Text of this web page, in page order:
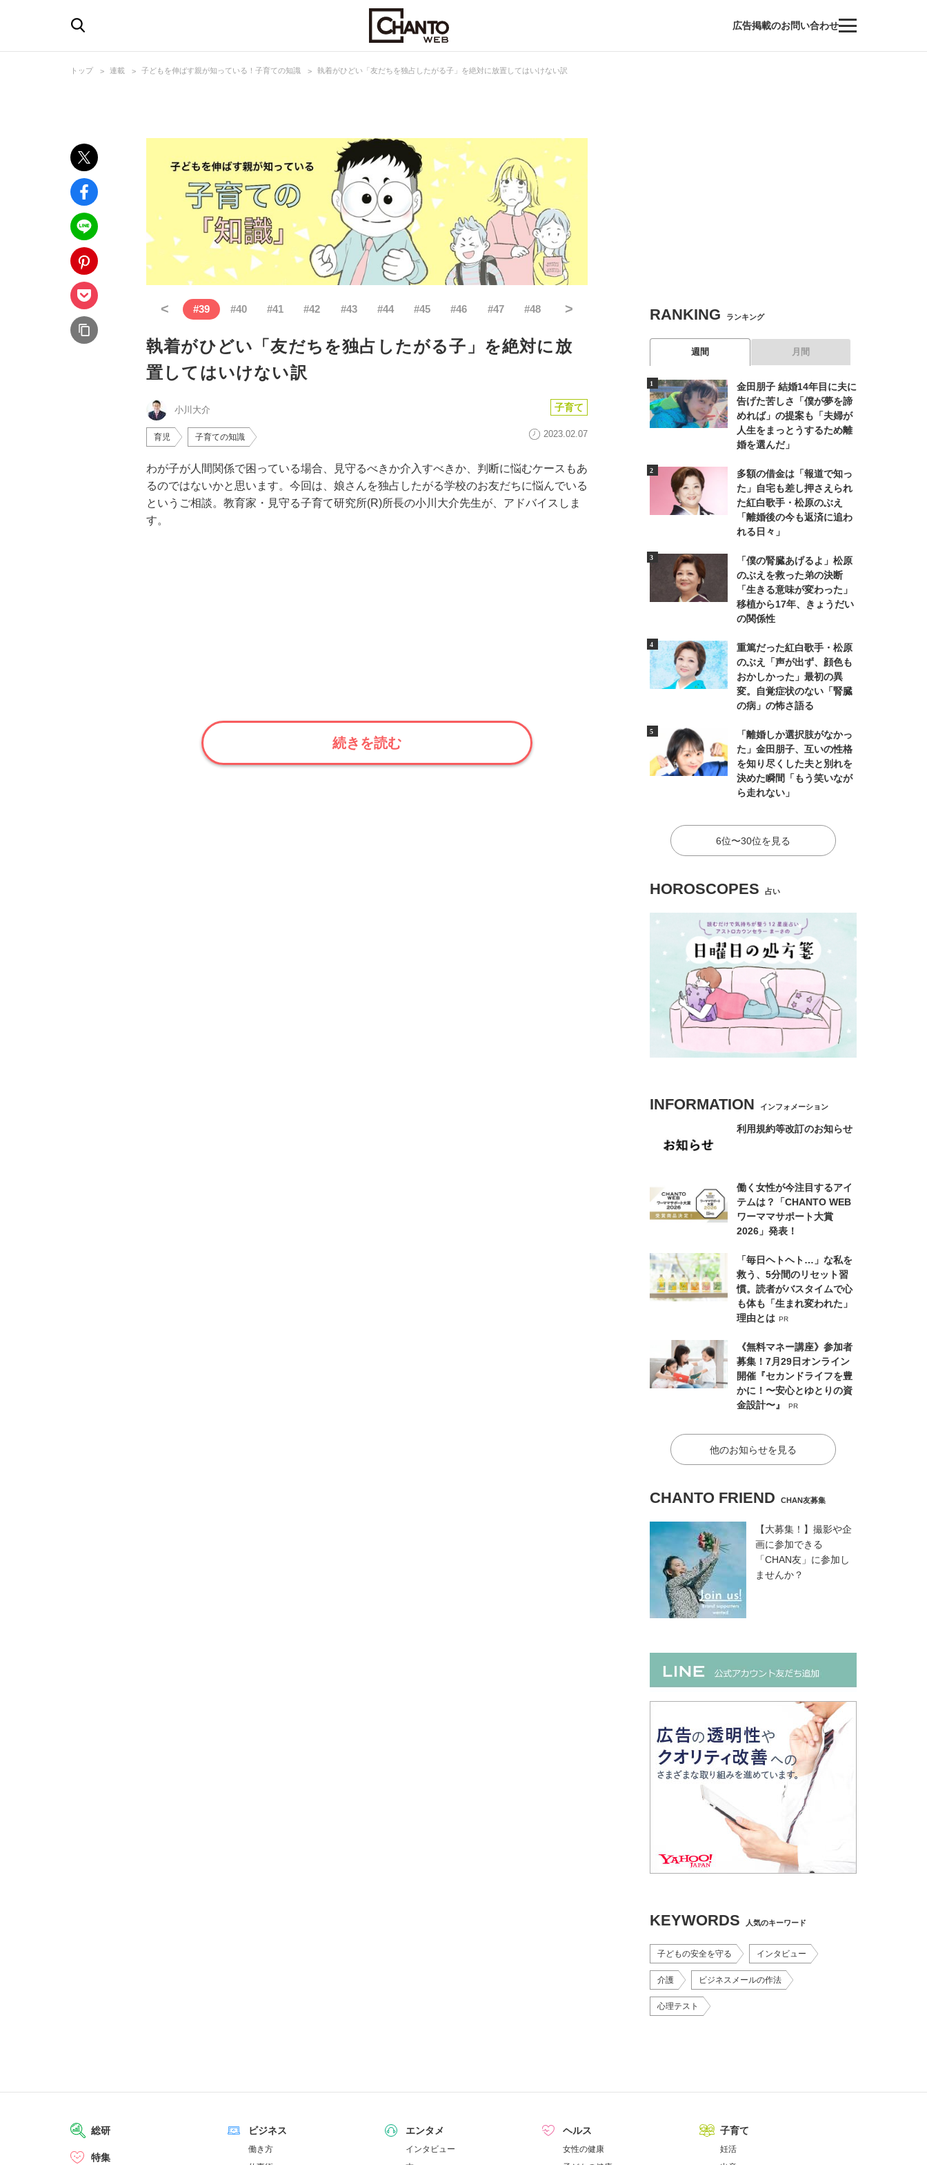
広告掲載のお問い合わせ
トップ 連載 子どもを伸ばす親が知っている！子育ての知識 執着がひどい「友だちを独占したがる子」を絶対に放置してはいけない訳
< #39 #40 #41 #42 #43 #44 #45 #46 #47 #48 >
執着がひどい「友だちを独占したがる子」を絶対に放
置してはいけない訳
小川大介 子育て
育児 子育ての知識 2023.02.07
わが子が人間関係で困っている場合、見守るべきか介入すべきか、判断に悩むケースもあ
るのではないかと思います。今回は、娘さんを独占したがる学校のお友だちに悩んでいる
というご相談。教育家・見守る子育て研究所(R)所長の小川大介先生が、アドバイスしま
す。
続きを読む
RANKING ランキング
週間 月間
金田朋子 結婚14年目に夫に
告げた苦しさ「僕が夢を諦
めれば」の提案も「夫婦が
人生をまっとうするため離
婚を選んだ」
多額の借金は「報道で知っ
た」自宅も差し押さえられ
た紅白歌手・松原のぶえ
「離婚後の今も返済に追わ
れる日々」
「僕の腎臓あげるよ」松原
のぶえを救った弟の決断
「生きる意味が変わった」
移植から17年、きょうだい
の関係性
重篤だった紅白歌手・松原
のぶえ「声が出ず、顔色も
おかしかった」最初の異
変。自覚症状のない「腎臓
の病」の怖さ語る
「離婚しか選択肢がなかっ
た」金田朋子、互いの性格
を知り尽くした夫と別れを
決めた瞬間「もう笑いなが
ら走れない」
6位〜30位を見る
HOROSCOPES 占い
INFORMATION インフォメーション
利用規約等改訂のお知らせ
働く女性が今注目するアイ
テムは？「CHANTO WEB
ワーママサポート大賞
2026」発表！
「毎日ヘトヘト…」な私を
救う、5分間のリセット習
慣。読者がバスタイムで心
も体も「生まれ変われた」
理由とは PR
《無料マネー講座》参加者
募集！7月29日オンライン
開催『セカンドライフを豊
かに！〜安心とゆとりの資
金設計〜』
PR
他のお知らせを見る
CHANTO FRIEND CHAN友募集
【大募集！】撮影や企
画に参加できる
「CHAN友」に参加し
ませんか？
KEYWORDS 人気のキーワード
子どもの安全を守る インタビュー
介護 ビジネスメールの作法
心理テスト
総研
特集
ビジネス
働き方
エンタメ
インタビュー
ヘルス
女性の健康
子育て
妊活